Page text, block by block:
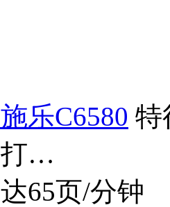
乐C6580 特
打…
65页/分钟